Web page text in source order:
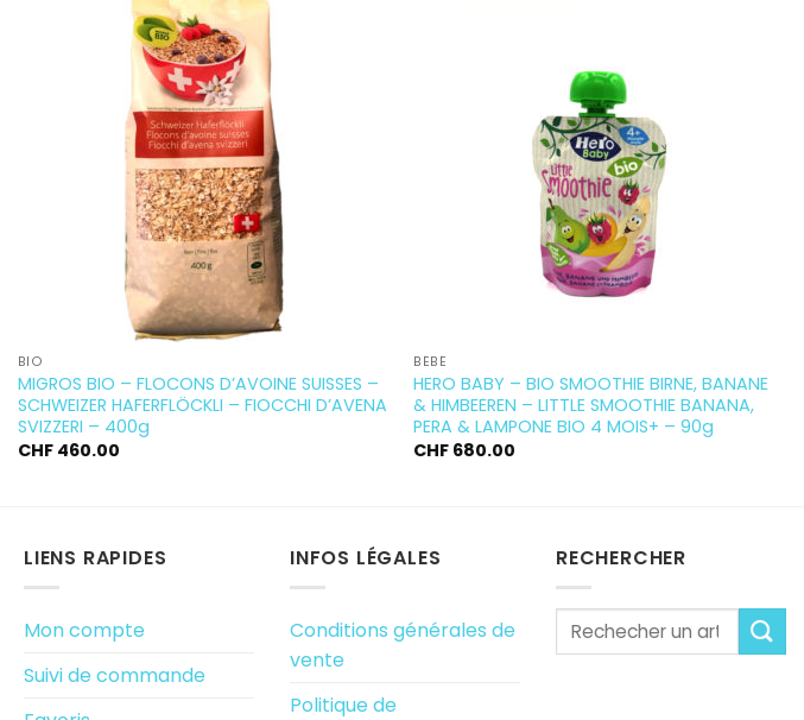
BIO
MIGROS BIO – FLOCONS D’AVOINE SUISSES –
SCHWEIZER HAFERFLÖCKLI – FIOCCHI D’AVENA
SVIZZERI – 400g
CHF460.00
BÉBÉ
HERO BABY – BIO SMOOTHIE BIRNE, BANANE
& HIMBEEREN – LITTLE SMOOTHIE BANANA,
PERA & LAMPONE BIO 4 MOIS+ – 90g
CHF 680.00
LIENS RAPIDES
Mon compte
Suivi de commande
INFOS LÉGALES
Conditions générales de
vente
Politique de
RECHERCHER